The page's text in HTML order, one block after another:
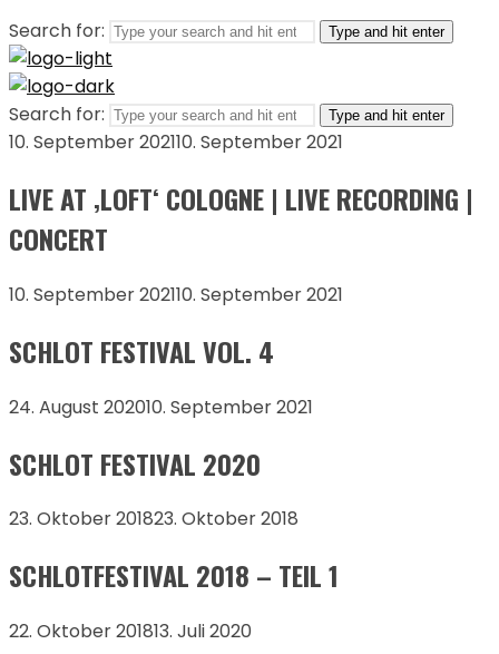
Search for: Type and hit enter
Search for: Type and hit enter
10. September 202110. September 2021
LIVE AT ‚LOFT‘ COLOGNE | LIVE RECORDING |
CONCERT
10. September 202110. September 2021
SCHLOT FESTIVAL VOL. 4
24. August 202010. September 2021
SCHLOT FESTIVAL 2020
23. Oktober 201823. Oktober 2018
SCHLOTFESTIVAL 2018 – TEIL 1
22. Oktober 201813. Juli 2020